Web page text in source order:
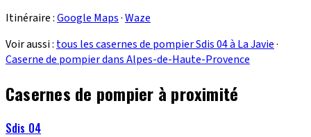
Itinéraire :Google Maps·Waze
Voir aussi : tous les casernes de pompier Sdis 04 à La Javie·
Caserne de pompier dans Alpes-de-Haute-Provence
Casernes de pompier à proximité
Sdis 04